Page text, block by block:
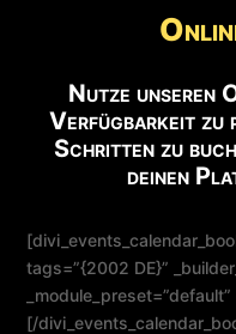
Nutze unseren
Verfügbarkeit zu
Schritten zu
deinen
tags=”{2002 DE}”
[/